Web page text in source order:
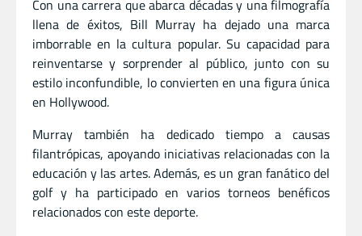
Con una carrera que abarca décadas y una filmografía
llena de éxitos, Bill Murray ha dejado una marca
imborrable en la cultura popular. Su capacidad para
reinventarse y sorprender al público, junto con su
estilo inconfundible, lo convierten en una figura única
en Hollywood.
Murray también ha dedicado tiempo a causas
filantrópicas, apoyando iniciativas relacionadas con la
educación y las artes. Además, es un gran fanático del
golf y ha participado en varios torneos benéficos
relacionados con este deporte.